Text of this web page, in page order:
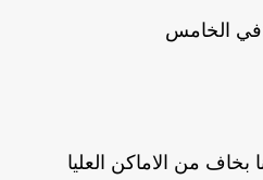
الخامس
من الاماكن العليا